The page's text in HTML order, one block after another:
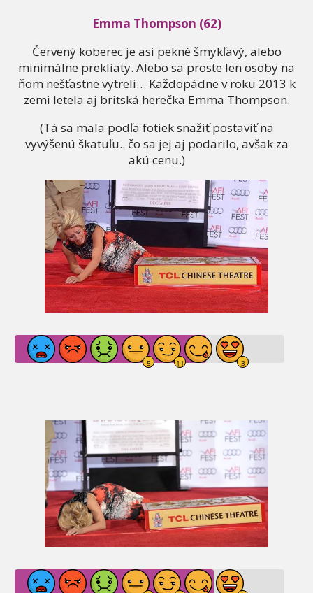
Emma Thompson (62)
Červený koberec je asi pekné šmykľavý, alebo
minimálne prekliaty. Alebo sa proste len osoby na
ňom nešťastne vytreli… Každopádne v roku 2013 k
zemi letela aj britská herečka Emma Thompson.
(Tá sa mala podľa fotiek snažiť postaviť na
vyvýšenú škatuľu.. čo sa jej aj podarilo, avšak za
akú cenu.)